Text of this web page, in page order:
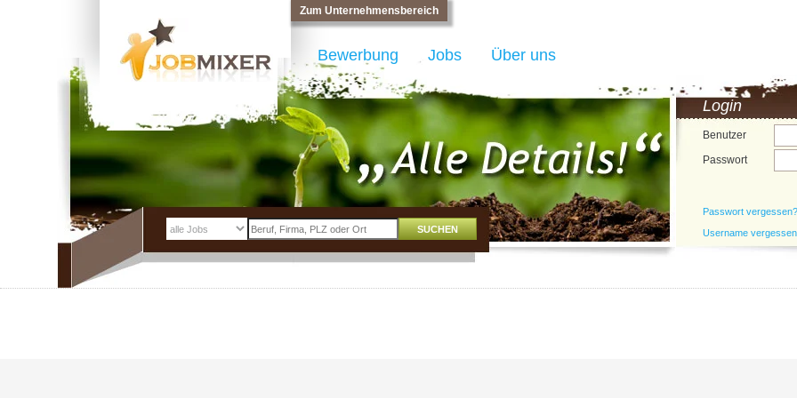
Zum Unternehmensbereich
Login
Benutzer
Passwort
Passwort vergessen?
Username
Bewerbung Jobs Über uns